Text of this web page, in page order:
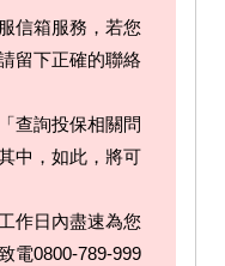
信箱服務，若您
留下正確的聯絡
查詢投保相關問
中，如此，將可
作日內盡速為您
電0800-789-999